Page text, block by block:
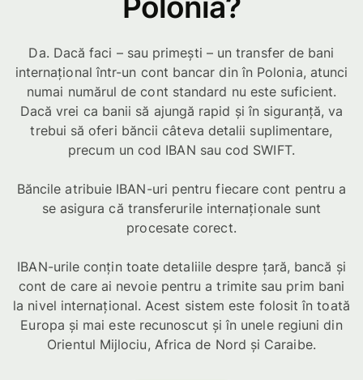
Da. Dacă faci – sau primești – un transfer de bani
internațional într-un cont bancar din în Polonia, atunci
numai numărul de cont standard nu este suficient.
Dacă vrei ca banii să ajungă rapid și în siguranță, va
trebui să oferi băncii câteva detalii suplimentare,
precum un cod IBAN sau cod SWIFT.
Băncile atribuie IBAN-uri pentru fiecare cont pentru a
se asigura că transferurile internaționale sunt
procesate corect.
IBAN-urile conțin toate detaliile despre țară, bancă și
cont de care ai nevoie pentru a trimite sau prim bani
la nivel internațional. Acest sistem este folosit în toată
Europa și mai este recunoscut și în unele regiuni din
Orientul Mijlociu, Africa de Nord și Caraibe.